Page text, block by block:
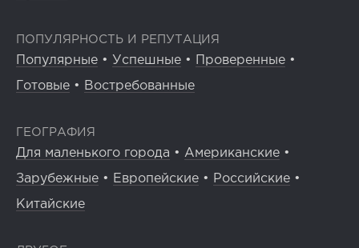
ПОПУЛЯРНОСТЬ И РЕПУТАЦИЯ
Популярные • Успешные • Проверенные •
Готовые • Востребованные
ГЕОГРАФИЯ
Для маленького города • Американские •
Зарубежные • Европейские • Российские •
Китайские